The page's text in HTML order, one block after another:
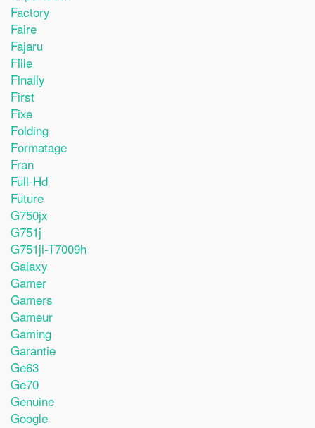
Factory
Faire
Fajaru
Fille
Finally
First
Fixe
Folding
Formatage
Fran
Full-Hd
Future
G750jx
G751j
G751jl-T7009h
Galaxy
Gamer
Gamers
Gameur
Gaming
Garantie
Ge63
Ge70
Genuine
Google